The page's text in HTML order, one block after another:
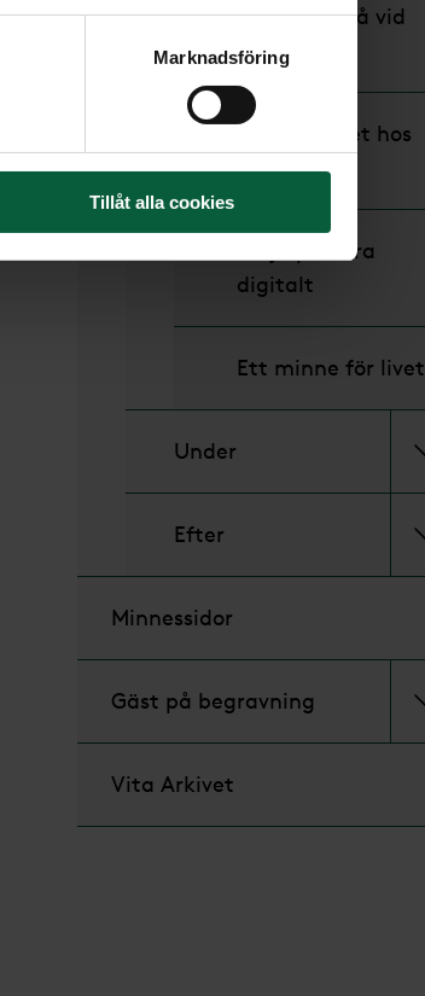
Marknadsföring
Tillåt alla cookies
Att tänka på vid
dödsfall
Inför besöket hos
oss
Börja planera
digitalt
Ett minne för livet
Under
Efter
Minnessidor
Gäst på begravning
Vita Arkivet